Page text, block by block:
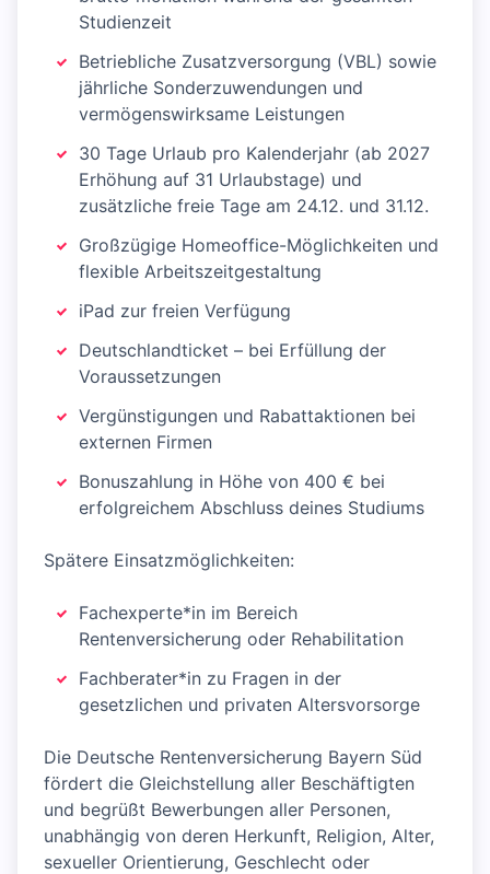
Studienzeit
Betriebliche Zusatzversorgung (VBL) sowie
jährliche Sonderzuwendungen und
vermögenswirksame Leistungen
30 Tage Urlaub pro Kalenderjahr (ab 2027
Erhöhung auf 31 Urlaubstage) und
zusätzliche freie Tage am 24.12. und 31.12.
Großzügige Homeoffice-Möglichkeiten und
flexible Arbeitszeitgestaltung
iPad zur freien Verfügung
Deutschlandticket – bei Erfüllung der
Voraussetzungen
Vergünstigungen und Rabattaktionen bei
externen Firmen
Bonuszahlung in Höhe von 400 € bei
erfolgreichem Abschluss deines Studiums
Spätere Einsatzmöglichkeiten:
Fachexperte*in im Bereich
Rentenversicherung oder Rehabilitation
Fachberater*in zu Fragen in der
gesetzlichen und privaten Altersvorsorge
Die Deutsche Rentenversicherung Bayern Süd
fördert die Gleichstellung aller Beschäftigten
und begrüßt Bewerbungen aller Personen,
unabhängig von deren Herkunft, Religion, Alter,
sexueller Orientierung, Geschlecht oder